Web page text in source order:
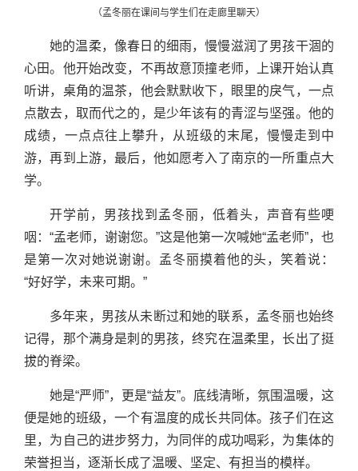
（孟冬丽在课间与学生们在走廊里聊天）
她的温柔，像春日的细雨，慢慢滋润了男孩干涸的
心田。他开始改变，不再故意顶撞老师，上课开始认真
听讲，桌角的温茶，他会默默收下，眼里的戾气，一点
点散去，取而代之的，是少年该有的青涩与坚强。他的
成绩，一点点往上攀升，从班级的末尾，慢慢走到中
游，再到上游，最后，他如愿考入了南京的一所重点大
学。
开学前，男孩找到孟冬丽，低着头，声音有些哽
咽：“孟老师，谢谢您。”这是他第一次喊她“孟老师”，也
是第一次对她说谢谢。孟冬丽摸着他的头，笑着说：
“好好学，未来可期。”
多年来，男孩从未断过和她的联系，孟冬丽也始终
记得，那个满身是刺的男孩，终究在温柔里，长出了挺
拔的脊梁。
她是“严师”，更是“益友”。底线清晰，氛围温暖，这
便是她的班级，一个有温度的成长共同体。孩子们在这
里，为自己的进步努力，为同伴的成功喝彩，为集体的
荣誉担当，逐渐长成了温暖、坚定、有担当的模样。